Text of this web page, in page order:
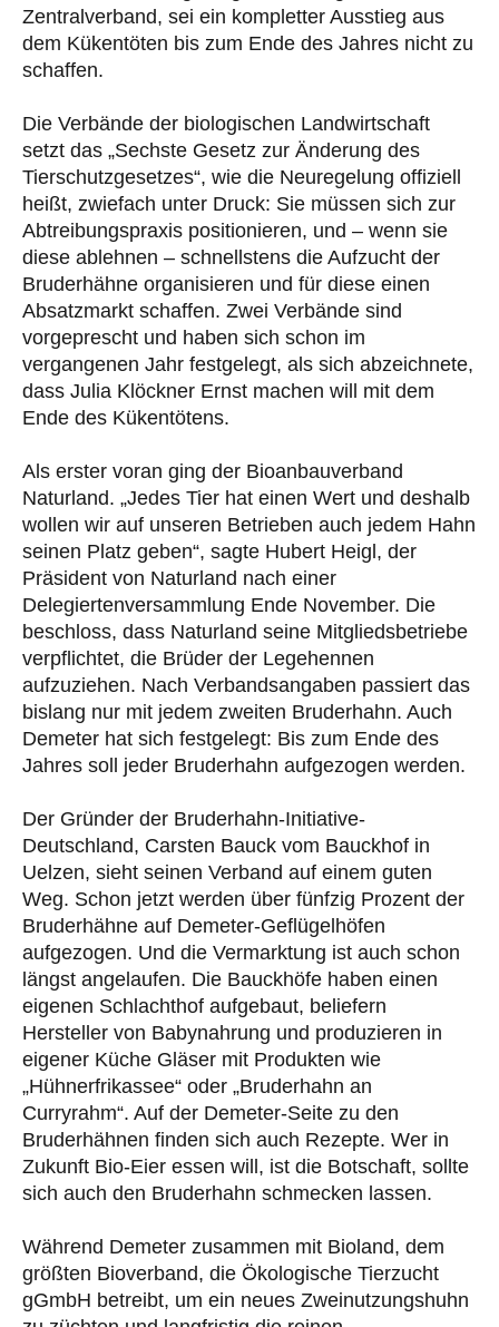
Zentralverband, sei ein kompletter Ausstieg aus
dem Kükentöten bis zum Ende des Jahres nicht zu
schaffen.
Die Verbände der biologischen Landwirtschaft
setzt das „Sechste Gesetz zur Änderung des
Tierschutzgesetzes“, wie die Neuregelung offiziell
heißt, zwiefach unter Druck: Sie müssen sich zur
Abtreibungspraxis positionieren, und – wenn sie
diese ablehnen – schnellstens die Aufzucht der
Bruderhähne organisieren und für diese einen
Absatzmarkt schaffen. Zwei Verbände sind
vorgeprescht und haben sich schon im
vergangenen Jahr festgelegt, als sich abzeichnete,
dass Julia Klöckner Ernst machen will mit dem
Ende des Kükentötens.
Als erster voran ging der Bioanbauverband
Naturland. „Jedes Tier hat einen Wert und deshalb
wollen wir auf unseren Betrieben auch jedem Hahn
seinen Platz geben“, sagte Hubert Heigl, der
Präsident von Naturland nach einer
Delegiertenversammlung Ende November. Die
beschloss, dass Naturland seine Mitgliedsbetriebe
verpflichtet, die Brüder der Legehennen
aufzuziehen. Nach Verbandsangaben passiert das
bislang nur mit jedem zweiten Bruderhahn. Auch
Demeter hat sich festgelegt: Bis zum Ende des
Jahres soll jeder Bruderhahn aufgezogen werden.
Der Gründer der Bruderhahn-Initiative-
Deutschland, Carsten Bauck vom Bauckhof in
Uelzen, sieht seinen Verband auf einem guten
Weg. Schon jetzt werden über fünfzig Prozent der
Bruderhähne auf Demeter-Geflügelhöfen
aufgezogen. Und die Vermarktung ist auch schon
längst angelaufen. Die Bauckhöfe haben einen
eigenen Schlachthof aufgebaut, beliefern
Hersteller von Babynahrung und produzieren in
eigener Küche Gläser mit Produkten wie
„Hühnerfrikassee“ oder „Bruderhahn an
Curryrahm“. Auf der Demeter-Seite zu den
Bruderhähnen finden sich auch Rezepte. Wer in
Zukunft Bio-Eier essen will, ist die Botschaft, sollte
sich auch den Bruderhahn schmecken lassen.
Während Demeter zusammen mit Bioland, dem
größten Bioverband, die Ökologische Tierzucht
gGmbH betreibt, um ein neues Zweinutzungshuhn